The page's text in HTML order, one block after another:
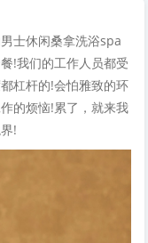
士休闲桑拿洗浴spa
!我们的工作人员都受
杠杆的!会怕雅致的环
的烦恼!累了，就来我
!